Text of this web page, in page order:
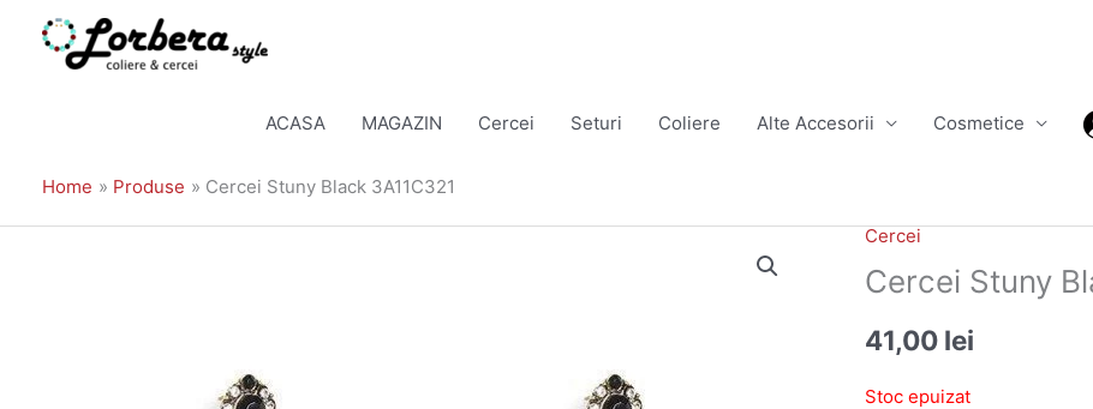
ACASA MAGAZIN Cercei Seturi Coliere Alte Accesorii Cosmetice
Home Produse Cercei Stuny Black 3A11C321
Cercei
Cercei Stuny
41,00 lei
Stoc epuizat